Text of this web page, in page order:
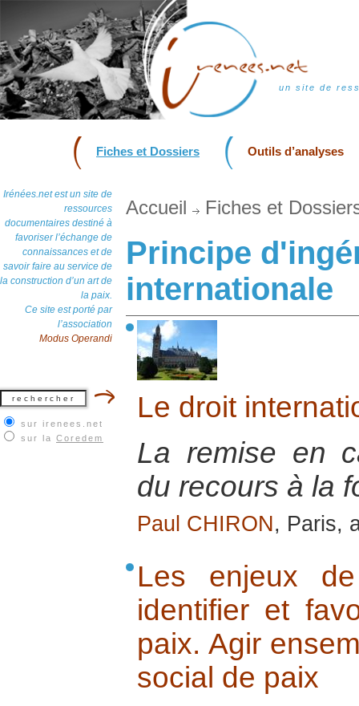
un site de
Fiches et Dossiers Outils d’analyses
Irénées.net est un site de
ressources
documentaires destiné à
favoriser l’échange de
connaissances et de
savoir faire au service de
la construction d’un art de
la paix.
Ce site est porté par
l’association
Modus Operandi
sur irenees.net
sur la Coredem
Accueil Fiches et
Principe
internationale
Le droit
La remise en
du recours à la
Paul CHIRON, Paris,
Les enjeux
identifier et
paix. Agir
social de paix